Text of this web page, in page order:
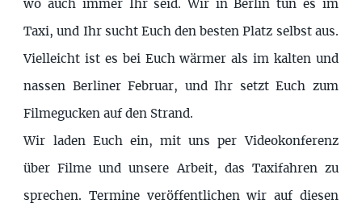
wo auch immer Ihr seid. Wir in Berlin tun es im
Taxi, und Ihr sucht Euch den besten Platz selbst aus.
Vielleicht ist es bei Euch wärmer als im kalten und
nassen Berliner Februar, und Ihr setzt Euch zum
Filmegucken auf den Strand.
Wir laden Euch ein, mit uns per Videokonferenz
über Filme und unsere Arbeit, das Taxifahren zu
sprechen. Termine veröffentlichen wir auf diesen